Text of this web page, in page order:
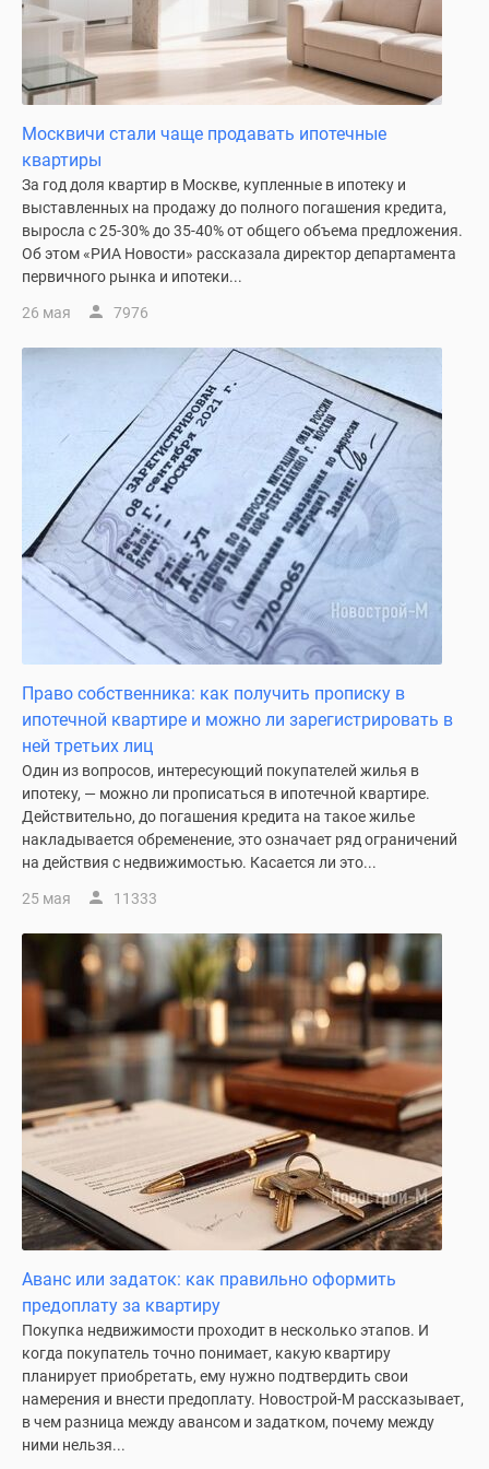
Дзен
Машино-
места
Апартаменты
#траншевая
ипотека
#рассрочка
ИТ-
ипотека
Квартиры
скидками
новостроек
Субсидированная
застройщиком
Rutube
Поиск
дома
Москве
Новостройки
премиум-
класса
Новостройки
бизнес-
класса
Траншевая
Дома
коттеджи
Коттеджные
поселки
Москве
Готовые
коттеджные
поселки
Строящиеся
коттеджные
поселки
Коттеджные
поселки
лесу
Москвичи стали чаще продавать ипотечные
квартиры
За год доля квартир в Москве, купленные в ипотеку и
выставленных на продажу до полного погашения кредита,
выросла с 25-30% до 35-40% от общего объема предложения.
Об этом «РИА Новости» рассказала директор департамента
первичного рынка и ипотеки...
26 мая 7976
Право собственника: как получить прописку в
ипотечной квартире и можно ли зарегистрировать в
ней третьих лиц
Один из вопросов, интересующий покупателей жилья в
ипотеку, — можно ли прописаться в ипотечной квартире.
Действительно, до погашения кредита на такое жилье
накладывается обременение, это означает ряд ограничений
на действия с недвижимостью. Касается ли это...
25 мая 11333
Аванс или задаток: как правильно оформить
предоплату за квартиру
Покупка недвижимости проходит в несколько этапов. И
когда покупатель точно понимает, какую квартиру
планирует приобретать, ему нужно подтвердить свои
намерения и внести предоплату. Новострой-М рассказывает,
в чем разница между авансом и задатком, почему между
ними нельзя...